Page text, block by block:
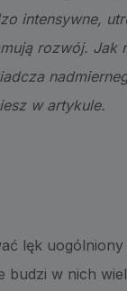
intensywne,
rozwój. Jak
w artykule.
lęk
budzi w nich